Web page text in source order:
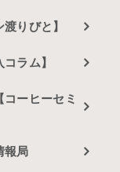
りびと】
ラム】
コーヒーセミ
報局